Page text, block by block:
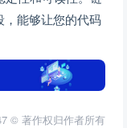
能够让您的代码
© 著作权归作者所有